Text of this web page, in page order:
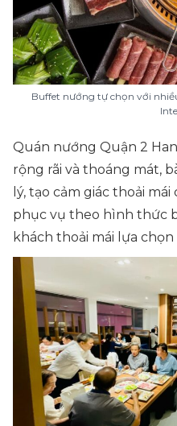
Buffet nướng tự chọn với
Quán nướng Quận 2
rộng rãi và thoáng mát,
lý, tạo cảm giác thoải
phục vụ theo hình thức
khách thoải mái lựa